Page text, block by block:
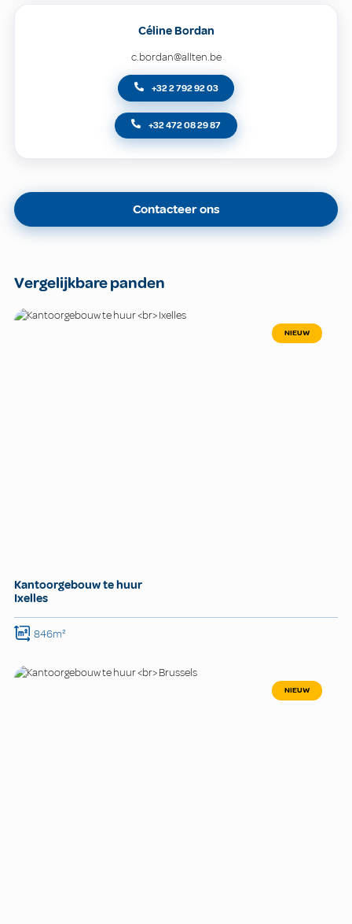
Céline Bordan
c.bordan@allten.be
+32 2 792 92 03
+32 472 08 29 87
Contacteer ons
Vergelijkbare panden
NIEUW
Kantoorgebouw te huur
Ixelles
846m²
NIEUW